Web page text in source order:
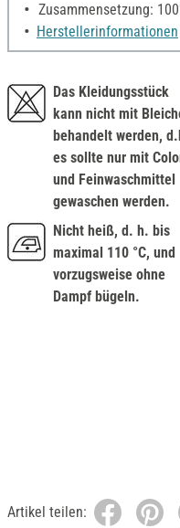
Zusammensetzung:
Herstellerinformationen
Das Kleidungsstück
kann nicht mit
behandelt werden,
es sollte nur mit
und Feinwaschmittel
gewaschen werden.
Nicht heiß, d. h. bis
maximal 110 °C, und
vorzugsweise ohne
Dampf bügeln.
Artikel teilen: